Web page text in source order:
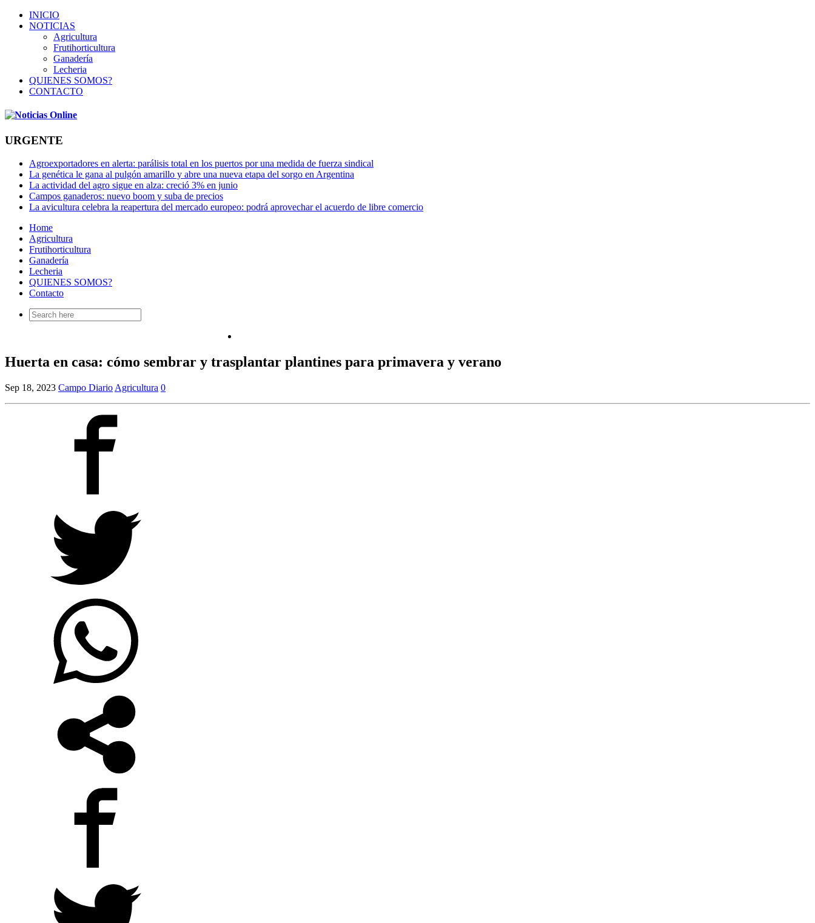
INICIO
NOTICIAS
Agricultura
Frutihorticultura
Ganadería
Lecheria
QUIENES SOMOS?
CONTACTO
URGENTE
Agroexportadores en alerta: parálisis total en los puertos por una medida de fuerza sindical
La genética le gana al pulgón amarillo y abre una nueva etapa del sorgo en Argentina
La actividad del agro sigue en alza: creció 3% en junio
Campos ganaderos: nuevo boom y suba de precios
La avicultura celebra la reapertura del mercado europeo: podrá aprovechar el acuerdo de libre comercio
Home
Agricultura
Frutihorticultura
Ganadería
Lecheria
QUIENES SOMOS?
Contacto
Search
for:
Huerta en casa: cómo sembrar y trasplantar plantines para primavera y verano
Sep 18, 2023 Campo Diario Agricultura 0